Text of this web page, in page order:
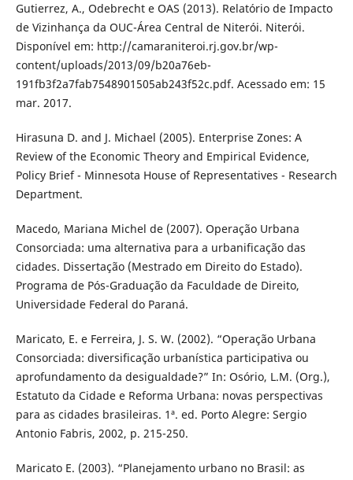
Gutierrez, A., Odebrecht e OAS (2013). Relatório de Impacto
de Vizinhança da OUC-Área Central de Niterói. Niterói.
Disponível em: http://camaraniteroi.rj.gov.br/wp-
content/uploads/2013/09/b20a76eb-
191fb3f2a7fab7548901505ab243f52c.pdf. Acessado em: 15
mar. 2017.
Hirasuna D. and J. Michael (2005). Enterprise Zones: A
Review of the Economic Theory and Empirical Evidence,
Policy Brief - Minnesota House of Representatives - Research
Department.
Macedo, Mariana Michel de (2007). Operação Urbana
Consorciada: uma alternativa para a urbanificação das
cidades. Dissertação (Mestrado em Direito do Estado).
Programa de Pós-Graduação da Faculdade de Direito,
Universidade Federal do Paraná.
Maricato, E. e Ferreira, J. S. W. (2002). “Operação Urbana
Consorciada: diversificação urbanística participativa ou
aprofundamento da desigualdade?” In: Osório, L.M. (Org.),
Estatuto da Cidade e Reforma Urbana: novas perspectivas
para as cidades brasileiras. 1ª. ed. Porto Alegre: Sergio
Antonio Fabris, 2002, p. 215-250.
Maricato E. (2003). “Planejamento urbano no Brasil: as